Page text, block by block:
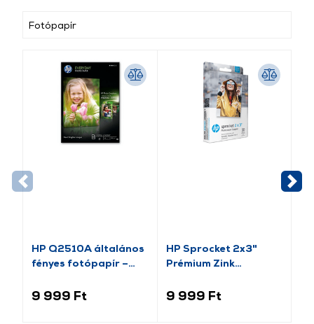
Fotópapír
HP Q2510A általános
fényes fotópapír –
9 999 Ft
HP Sprocket 2x3"
Prémium Zink
50 db (HPIZ2X350)
9 999 Ft